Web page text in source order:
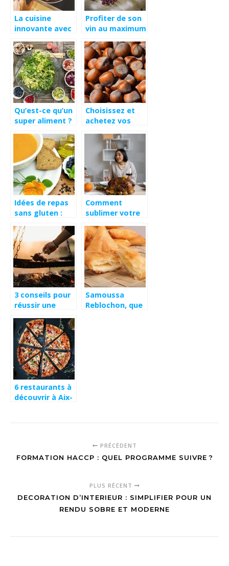
La cuisine
innovante avec
induction
Profiter de son
vin au maximum
Qu’est-ce qu’un
super aliment ?
Choisissez et
achetez vos
Idées de repas
sans gluten :
déjeuner, dîner
Comment
sublimer votre
3 conseils pour
réussir une
chaleur directe
Samoussa
Reblochon, que
6 restaurants à
découvrir à Aix-
PRÉCÉDENT
FORMATION HACCP : QUEL PROGRAMME SUIVRE ?
PLUS RÉCENT
DECORATION D’INTERIEUR : SIMPLIFIER POUR UN
RENDU SOBRE ET MODERNE